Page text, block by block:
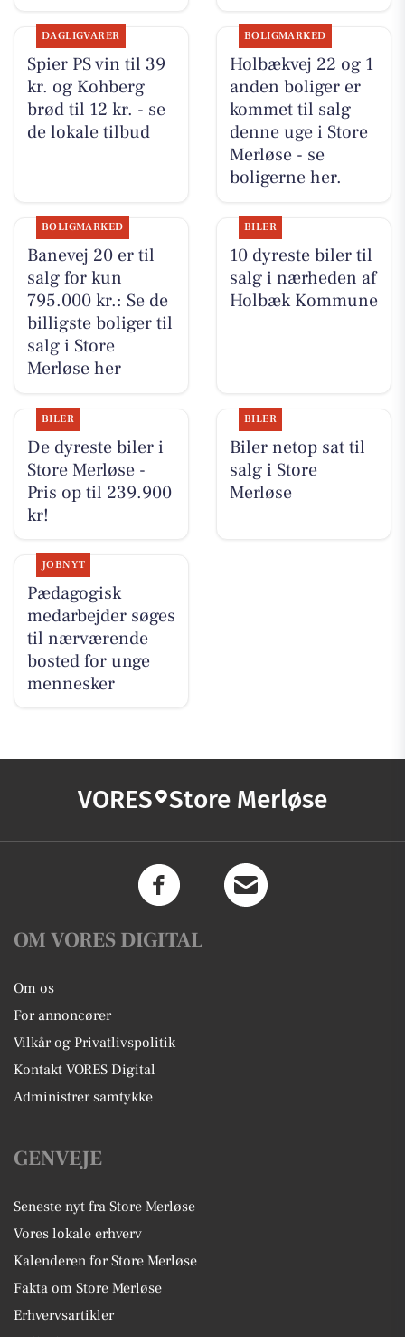
DAGLIGVARER
Spier PS vin til 39
kr. og Kohberg
brød til 12 kr. - se
de lokale tilbud
BOLIGMARKED
Holbækvej 22 og 1
anden boliger er
kommet til salg
denne uge i Store
Merløse - se
boligerne her.
BOLIGMARKED
Banevej 20 er til
salg for kun
795.000 kr.: Se de
billigste boliger til
salg i Store
Merløse her
BILER
10 dyreste biler til
salg i nærheden af
Holbæk Kommune
BILER
De dyreste biler i
Store Merløse -
Pris op til 239.900
kr!
BILER
Biler netop sat til
salg i Store
Merløse
JOBNYT
Pædagogisk
medarbejder søges
til nærværende
bosted for unge
mennesker​
VORES Store Merløse
OM VORES DIGITAL
Om os
For annoncører
Vilkår og Privatlivspolitik
Kontakt VORES Digital
Administrer samtykke
GENVEJE
Seneste nyt fra Store Merløse
Vores lokale erhverv
Kalenderen for Store Merløse
Fakta om Store Merløse
Erhvervsartikler